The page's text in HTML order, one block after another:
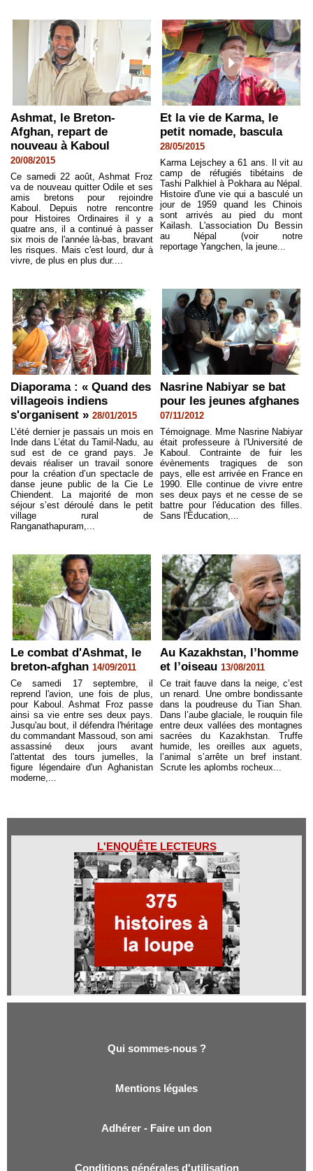
Ashmat, le Breton-
Afghan, repart de
nouveau à Kaboul
20/08/2015
Ce samedi 22 août, Ashmat Froz
va de nouveau quitter Odile et ses
amis bretons pour rejoindre
Kaboul. Depuis notre rencontre
pour Histoires Ordinaires il y a
quatre ans, il a continué à passer
six mois de l'année là-bas, bravant
les risques. Mais c'est lourd, dur à
vivre, de plus en plus dur....
Et la vie de Karma, le
petit nomade, bascula
28/05/2015
Karma Lejschey a 61 ans. Il vit au
camp de réfugiés tibétains de
Tashi Palkhiel à Pokhara au Népal.
Histoire d'une vie qui a basculé un
jour de 1959 quand les Chinois
sont arrivés au pied du mont
Kailash. L'association Du Bessin
au Népal (voir notre
reportage Yangchen, la jeune...
Diaporama : « Quand des
villageois indiens
s'organisent » 28/01/2015
L’été dernier je passais un mois en
Inde dans L’état du Tamil-Nadu, au
sud est de ce grand pays. Je
devais réaliser un travail sonore
pour la création d’un spectacle de
danse jeune public de la Cie Le
Chiendent. La majorité de mon
séjour s’est déroulé dans le petit
village rural de
Ranganathapuram,...
Nasrine Nabiyar se bat
pour les jeunes afghanes
07/11/2012
Témoignage. Mme Nasrine Nabiyar
était professeure à l'Université de
Kaboul. Contrainte de fuir les
évènements tragiques de son
pays, elle est arrivée en France en
1990. Elle continue de vivre entre
ses deux pays et ne cesse de se
battre pour l'éducation des filles.
Sans l'Éducation,...
Le combat d'Ashmat, le
breton-afghan 14/09/2011
Ce samedi 17 septembre, il
reprend l'avion, une fois de plus,
pour Kaboul. Ashmat Froz passe
ainsi sa vie entre ses deux pays.
Jusqu'au bout, il défendra l'héritage
du commandant Massoud, son ami
assassiné deux jours avant
l'attentat des tours jumelles, la
figure légendaire d'un Aghanistan
moderne,...
Au Kazakhstan, l’homme
et l’oiseau 13/08/2011
Ce trait fauve dans la neige, c’est
un renard. Une ombre bondissante
dans la poudreuse du Tian Shan.
Dans l’aube glaciale, le rouquin file
entre deux vallées des montagnes
sacrées du Kazakhstan. Truffe
humide, les oreilles aux aguets,
l’animal s’arrête un bref instant.
Scrute les aplombs rocheux...
L'ENQUÊTE LECTEURS
Qui sommes-nous ?
Mentions légales
Adhérer - Faire un don
Conditions générales d'utilisation